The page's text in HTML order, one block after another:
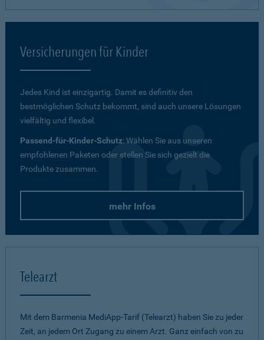
Versicherungen für Kinder
Jedes Kind ist einzigartig. Damit es definitiv den
bestmöglichen Schutz bekommt, sind auch unsere Lösungen
vielfältig und flexibel.
Passend-für-Kinder-Schutz: Wählen Sie aus unseren
empfohlenen Paketen oder stellen Sie sich gezielt die
Produkte zusammen.
mehr Infos
Telearzt
Mit dem Barmenia MediApp-Tarif (Telearzt) haben Sie zu jeder
Zeit, an jedem Ort Zugang zu einem Arzt. Ganz einfach von zu